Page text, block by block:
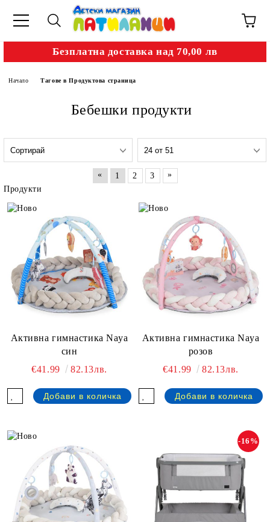
Безплатна доставка над 70,00 лв
Начало Тагове в Продуктова страница
Бебешки продукти
« 1 2 3
»
Продукти
Активна гимнастика Naya
син
€41.99
82.13лв.
Активна гимнастика Naya
розов
€41.99
82.13лв.
-16%